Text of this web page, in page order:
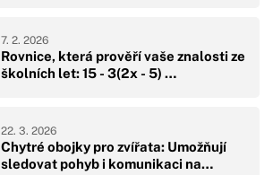
Rovnice, která prověří vaše znalosti ze
školních let: 15 - 3(2x - 5) …
7. 2. 2026
Chytré obojky pro zvířata: Umožňují
sledovat pohyb i komunikaci na…
22. 3. 2026